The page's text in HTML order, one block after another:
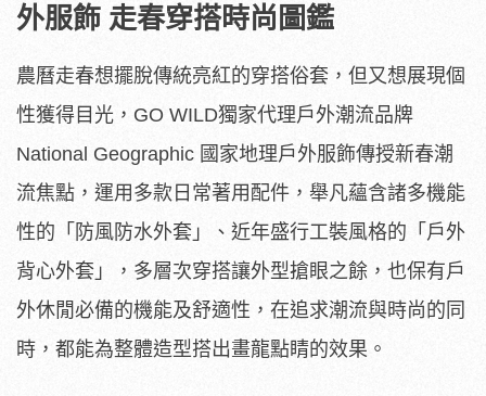
外服飾 走春穿搭時尚圖鑑
農曆走春想擺脫傳統亮紅的穿搭俗套，但又想展現個
性獲得目光，GO WILD獨家代理戶外潮流品牌
National Geographic 國家地理戶外服飾傳授新春潮
流焦點，運用多款日常著用配件，舉凡蘊含諸多機能
性的「防風防水外套」、近年盛行工裝風格的「戶外
背心外套」，多層次穿搭讓外型搶眼之餘，也保有戶
外休閒必備的機能及舒適性，在追求潮流與時尚的同
時，都能為整體造型搭出畫龍點睛的效果。